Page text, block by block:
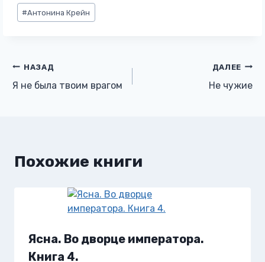
Метки
записи:
#Антонина Крейн
Навигация
по
НАЗАД
Я не была твоим врагом
ДАЛЕЕ
Не чужие
Похожие книги
Ясна. Во дворце императора.
Книга 4.